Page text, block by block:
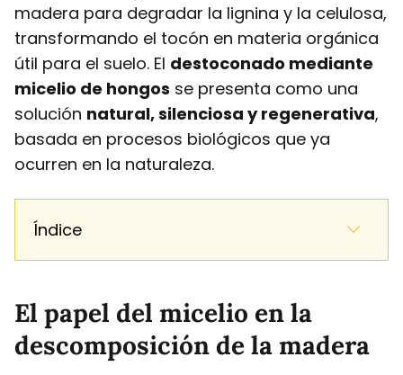
madera para degradar la lignina y la celulosa,
transformando el tocón en materia orgánica
útil para el suelo. El destoconado mediante
micelio de hongos se presenta como una
solución natural, silenciosa y regenerativa,
basada en procesos biológicos que ya
ocurren en la naturaleza.
Índice
El papel del micelio en la
descomposición de la madera